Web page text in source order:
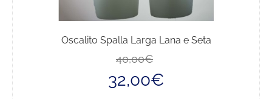
Oscalito Spalla Larga Lana e Seta
40,00€
32,00€